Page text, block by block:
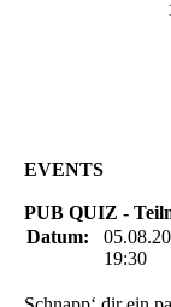
EVENTS
PUB QUIZ -
Datum:
19:30